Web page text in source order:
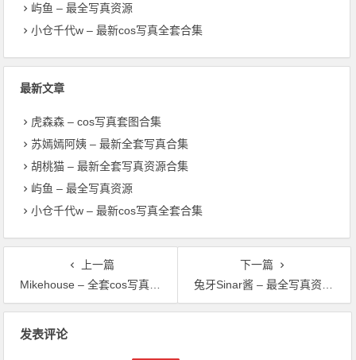
屿鱼 – 最全写真资源
小仓千代w – 最新cos写真全套合集
最新文章
虎森森 – cos写真套图合集
苏嫣嫣阿姨 – 最新全套写真合集
胡桃猫 – 最新全套写真资源合集
屿鱼 – 最全写真资源
小仓千代w – 最新cos写真全套合集
上一篇
Mikehouse – 全套cos写真合集
下一篇
兔牙Sinar酱 – 最全写真资源合集
发表评论